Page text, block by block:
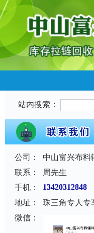
站内搜索：
公司：
中山富兴布料
联系：
周先生
手机：
13420312848
地址：
珠三角专人专
微信：